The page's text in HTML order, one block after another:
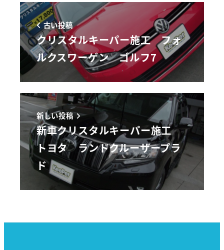
古い投稿
クリスタルキーパー施工 フォ
ルクスワーゲン ゴルフ7
新しい投稿
新車クリスタルキーパー施工
トヨタ ランドクルーザープラ
ド